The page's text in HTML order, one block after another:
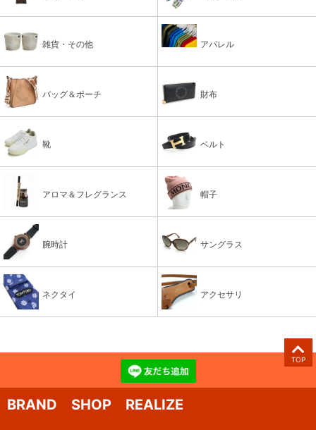
雑貨・その他 アパレル
バッグ＆ポーチ 財布
靴 ベルト
アロマ＆フレグランス 帽子
腕時計 サングラス
ネクタイ アクセサリ
TOP
BRAND SHOP REALIZE